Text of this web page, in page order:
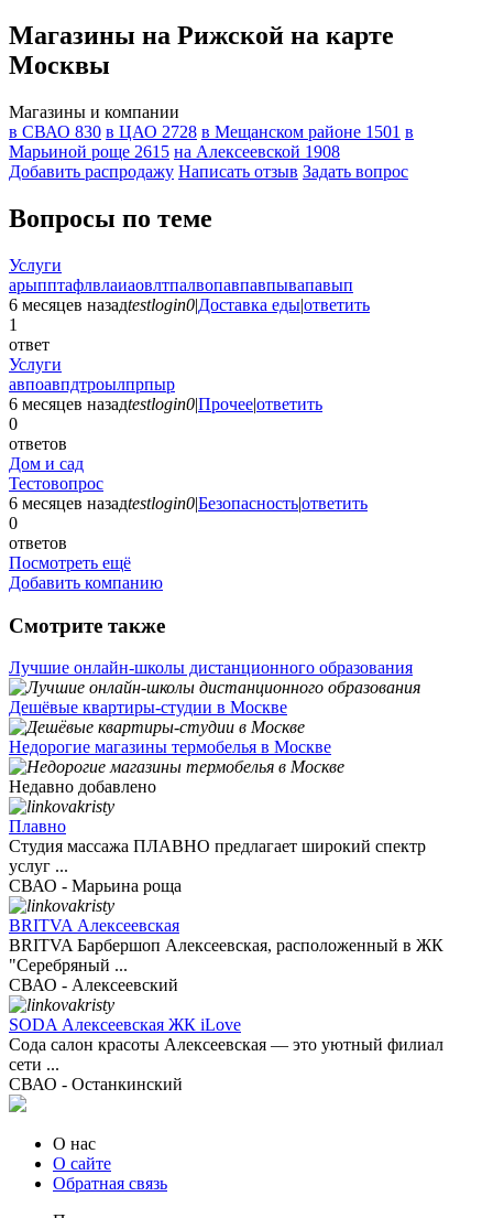
Магазины на Рижской на карте
Москвы
Магазины и компании
в СВАО 830 в ЦАО 2728 в Мещанском районе 1501 в
Марьиной роще 2615 на Алексеевской 1908
Добавить раcпродажу Написать отзыв Задать вопрос
Вопросы по теме
Услуги
арыпптафлвлаиаовлтпалвопавпавпывапавып
6 месяцев назадtestlogin0|Доставка еды|ответить
1
ответ
Услуги
авпоавпдтроылпрпыр
6 месяцев назадtestlogin0|Прочее|ответить
0
ответов
Дом и сад
Тестовопрос
6 месяцев назадtestlogin0|Безопасность|ответить
0
ответов
Посмотреть ещё
Добавить компанию
Смотрите также
Лучшие онлайн-школы дистанционного образования
Дешёвые квартиры-студии в Москве
Недорогие магазины термобелья в Москве
Недавно добавлено
Плавно
Студия массажа ПЛАВНО предлагает широкий спектр
услуг ...
СВАО - Марьина роща
BRITVA Алексеевская
BRITVA Барбершоп Алексеевская, расположенный в ЖК
"Серебряный ...
СВАО - Алексеевский
SODA Алексеевская ЖК iLove
Сода салон красоты Алексеевская — это уютный филиал
сети ...
СВАО - Останкинский
О нас
О сайте
Обратная связь